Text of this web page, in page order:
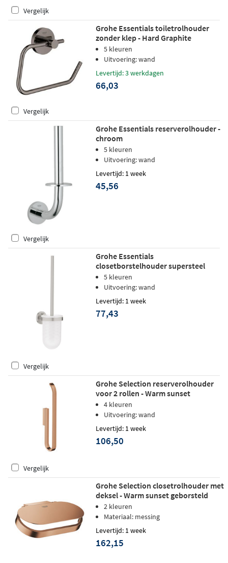
Vergelijk
Grohe Essentials toiletrolhouder
zonder klep - Hard Graphite
geborsteld
5 kleuren
Uitvoering: wand
Levertijd: 3 werkdagen
66,03
Vergelijk
Grohe Essentials reserverolhouder -
chroom
5 kleuren
Uitvoering: wand
Levertijd: 1 week
45,56
Vergelijk
Grohe Essentials
closetborstelhouder supersteel
5 kleuren
Uitvoering: wand
Levertijd: 1 week
77,43
Vergelijk
Grohe Selection reserverolhouder
voor 2 rollen - Warm sunset
geborsteld
4 kleuren
Uitvoering: wand
Levertijd: 1 week
106,50
Vergelijk
Grohe Selection closetrolhouder met
deksel - Warm sunset geborsteld
2 kleuren
Materiaal: messing
Levertijd: 1 week
162,15